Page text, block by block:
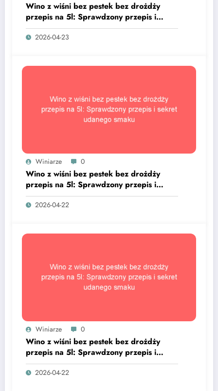
Wino z wiśni bez pestek bez drożdży
przepis na 5l: Sprawdzony przepis i
sekret udanego smaku
2026-04-23
Winiarze 0
Wino z wiśni bez pestek bez drożdży
przepis na 5l: Sprawdzony przepis i
sekret udanego smaku
2026-04-22
Winiarze 0
Wino z wiśni bez pestek bez drożdży
przepis na 5l: Sprawdzony przepis i
sekret udanego smaku
2026-04-22